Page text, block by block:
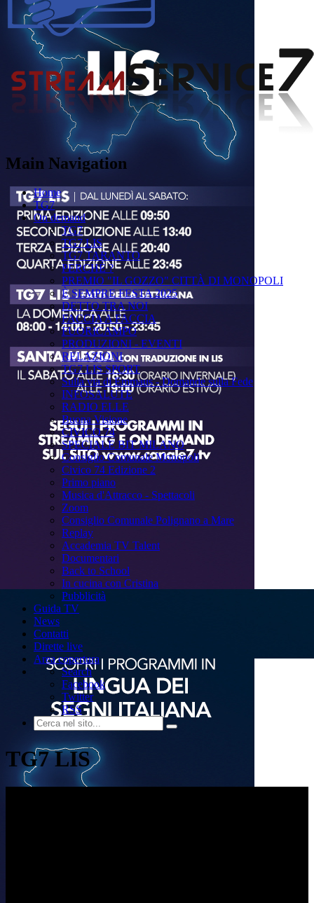
Main Navigation
Home
TG7
On demand
TG7
TG7 LIS
TG7 TARANTO
PERCHÉ ?
PREMIO "IL GOZZO" CITTÀ DI MONOPOLI
È SEMPRE FESTA 2025
DETTO TRA NOI
FACCIA A FACCIA
FUORICAMPO
PRODUZIONI - EVENTI
RELAZIONI
TG7 LIS SPORT
Sulla via di Emmaus - Domande sulla Fede
INFOSALUTE
RADIO ELLE
Buona Visione
CIVICO 74
SPECIALE BIT MILANO
Consiglio Comunale Monopoli
Civico 74 Edizione 2
Primo piano
Musica d'Attracco - Spettacoli
Zoom
Consiglio Comunale Polignano a Mare
Replay
Accademia TV Talent
Documentari
Back to School
In cucina con Cristina
Pubblicità
Guida TV
News
Contatti
Dirette live
Area copertura
Search
Facebook
Twitter
RSS
TG7 LIS